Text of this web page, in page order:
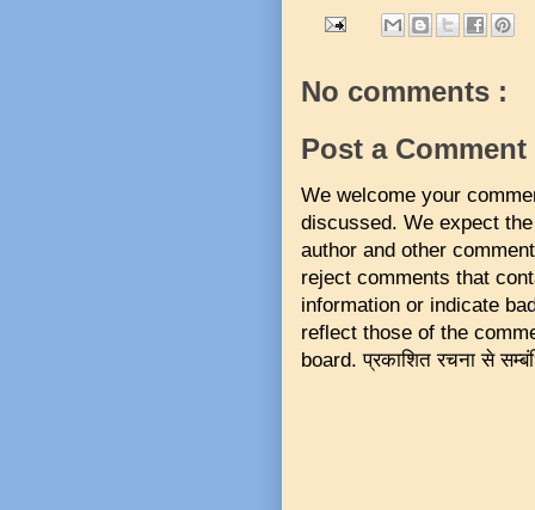
No comments :
Post a Comment
We welcome your
discussed. We expect
author and other
reject comments that
information or indicate
reflect those of the
board. प्रकाशित रचना से